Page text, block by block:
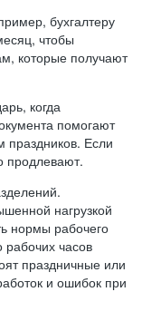
бухгалтеру
чтобы
которые получают
когда
помогают
праздников. Если
продлевают.
нагрузкой
нормы рабочего
рабочих часов
праздничные или
и ошибок при